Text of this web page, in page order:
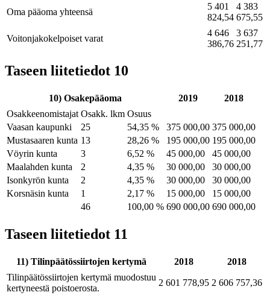
Oma pääoma yhteensä
5 401
824,54
4 383
675,55
Voitonjakokelpoiset varat
4 646
386,76
3 637
251,77
Taseen liitetiedot 10
10) Osakepääoma 2019
2018
Osakkeenomistajat Osakk. lkm Osuus
Vaasan kaupunki
25 54,35 % 375 000,00 375 000,00
Mustasaaren kunta 13 28,26 % 195 000,00 195 000,00
Vöyrin kunta
3 6,52 % 45 000,00
45 000,00
Maalahden kunta
2 4,35 % 30 000,00
30 000,00
Isonkyrön kunta
2 4,35 % 30 000,00
30 000,00
Korsnäsin kunta
1 2,17 % 15 000,00
15 000,00
46
100,00 % 690 000,00 690 000,00
Taseen liitetiedot 11
11) Tilinpäätössiirtojen kertymä 2018
2018
Tilinpäätössiirtojen kertymä muodostuu
kertyneestä poistoerosta.
2 601 778,95 2 606 757,36